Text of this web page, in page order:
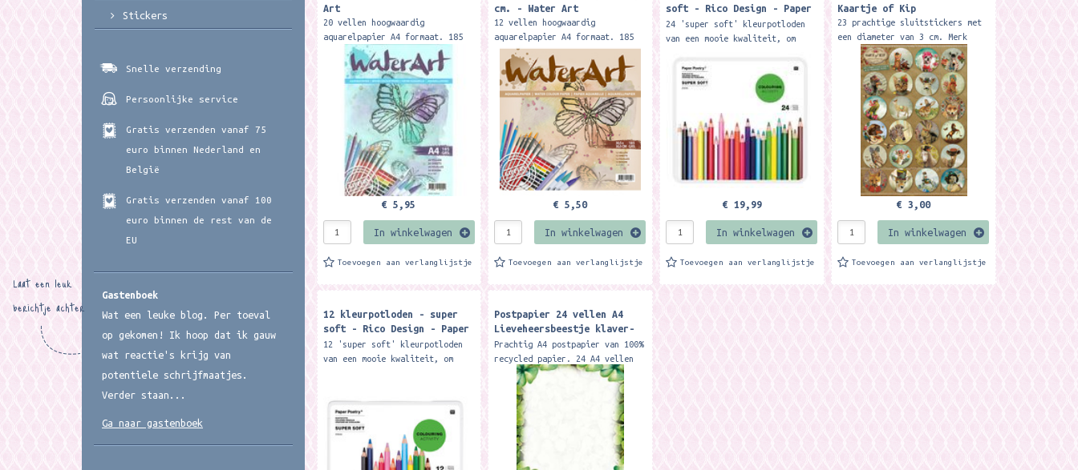
Art
20 vellen hoogwaardig
aquarelpapier A4 formaat. 185
grams papier.
€ 5,95
In winkelwagen
Toevoegen aan verlanglijstje
cm. - Water Art
12 vellen hoogwaardig
aquarelpapier A4 formaat. 185
grams papier.
€ 5,50
In winkelwagen
Toevoegen aan verlanglijstje
soft - Rico Design - Paper
Poetry
24 'super soft' kleurpotloden
van een mooie kwaliteit, om
voor thuis en om mee te nemen
naar...
€ 19,99
In winkelwagen
Toevoegen aan verlanglijstje
Kaartje of Kip
23 prachtige sluitstickers met
een diameter van 3 cm. Merk
stickers: Kaartje of Kip
€ 3,00
In winkelwagen
Toevoegen aan verlanglijstje
12 kleurpotloden - super
soft - Rico Design - Paper
Poetry
12 'super soft' kleurpotloden
van een mooie kwaliteit, om
naar...
Postpapier 24 vellen A4
Lieveheersbeestje klaver-
Floris
Prachtig A4 postpapier van 100%
recycled papier. 24 A4 vellen
Merk: Floris Recycled
Stationery
Stickers
Snelle verzending
Persoonlijke service
Gratis verzenden vanaf 75
euro binnen Nederland en
België
Gratis verzenden vanaf 100
euro binnen de rest van de
EU
Gastenboek
Wat een leuke blog. Per toeval
op gekomen! Ik hoop dat ik gauw
wat reactie's krijg van
potentiele schrijfmaatjes.
Verder staan...
Laat een leuk
berichtje achter
Ga naar gastenboek